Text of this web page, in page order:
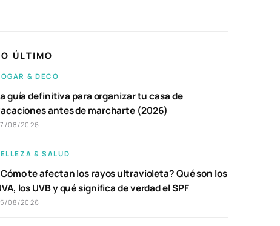
ÚLTIMO
& DECO
guía definitiva para organizar tu casa de
antes de marcharte (2026)
08/2026
& SALUD
te afectan los rayos ultravioleta? Qué son los
los UVB y qué significa de verdad el SPF
08/2026